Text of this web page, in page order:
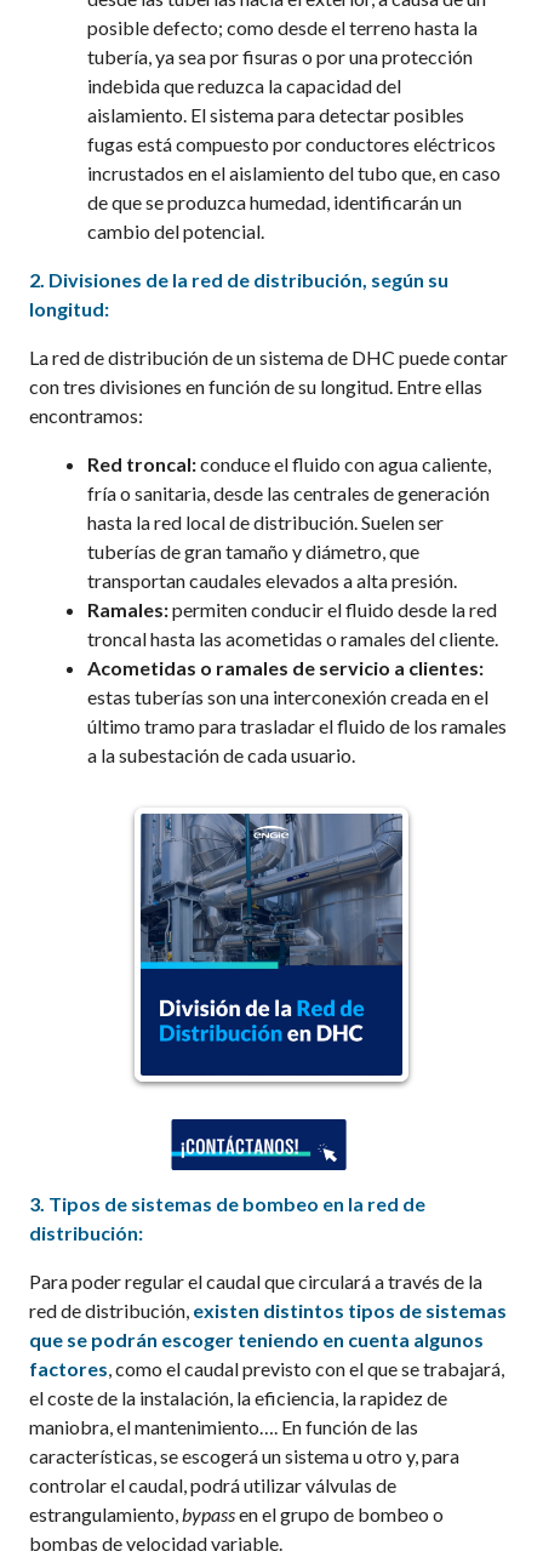
posible defecto; como desde el terreno hasta la
tubería, ya sea por fisuras o por una protección
indebida que reduzca la capacidad del
aislamiento. El sistema para detectar posibles
fugas está compuesto por conductores eléctricos
incrustados en el aislamiento del tubo que, en caso
de que se produzca humedad, identificarán un
cambio del potencial.
2. Divisiones de la red de distribución, según su
longitud:
La red de distribución de un sistema de DHC puede contar
con tres divisiones en función de su longitud. Entre ellas
encontramos:
Red troncal:conduce el fluido con agua caliente,
fría o sanitaria, desde las centrales de generación
hasta la red local de distribución. Suelen ser
tuberías de gran tamaño y diámetro, que
transportan caudales elevados a alta presión.
Ramales:permiten conducir el fluido desde la red
troncal hasta las acometidas o ramales del cliente.
Acometidas o ramales de servicio a clientes:
estas tuberías son una interconexión creada en el
último tramo para trasladar el fluido de los ramales
a la subestación de cada usuario.
3. Tipos de sistemas de bombeo en la red de
distribución:
Para poder regular el caudal que circulará a través de la
red de distribución, existen distintos tipos de sistemas
que se podrán escoger teniendo en cuenta algunos
factores, como el caudal previsto con el que se trabajará,
el coste de la instalación, la eficiencia, la rapidez de
maniobra, el mantenimiento…. En función de las
características, se escogerá un sistema u otro y, para
controlar el caudal, podrá utilizar válvulas de
estrangulamiento,bypassen el grupo de bombeo o
bombas de velocidad variable.